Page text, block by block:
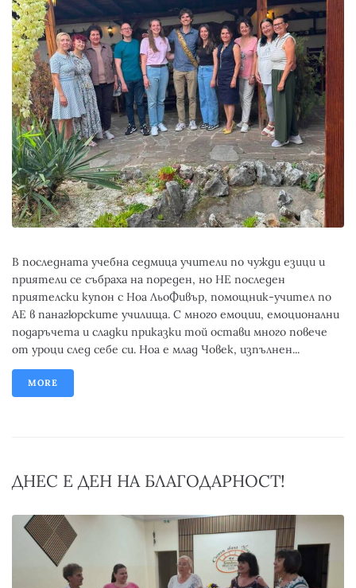
В последната учебна седмица учители по чужди езици и
приятели се събраха на пореден, но НЕ последен
приятелски купон с Ноа ЛьоФивър, помощник-учител по
АЕ в панагюрските училища. С много емоции, емоционални
подаръчета и сладки приказки той остави много повече
от уроци след себе си. Ноа е млад Човек, изпълнен...
MORE
ДНЕС Е ДЕН НА БЛАГОДАРНОСТ!